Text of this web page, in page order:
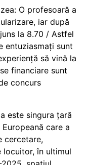
O profesoară a
iar după
la 8.70 / Astfel
entuziasmați sunt
să vină la
financiare sunt
concurs
este singura țară
care a
cercetare,
locuitor, în ultimul